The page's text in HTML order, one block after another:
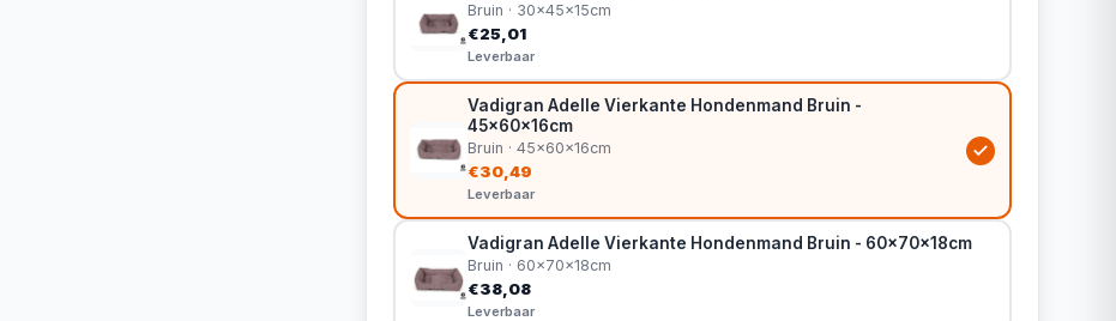
Bruin · 30x45x15cm
€25,01
Leverbaar
Vadigran Adelle Vierkante Hondenmand Bruin -
45x60x16cm
Bruin · 45x60x16cm
€30,49
Leverbaar
Vadigran Adelle Vierkante Hondenmand Bruin - 60x70x18cm
Bruin · 60x70x18cm
€38,08
Leverbaar